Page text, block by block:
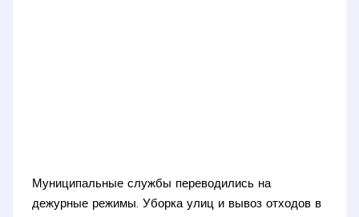
Муниципальные службы переводились на
дежурные режимы. Уборка улиц и вывоз отходов в